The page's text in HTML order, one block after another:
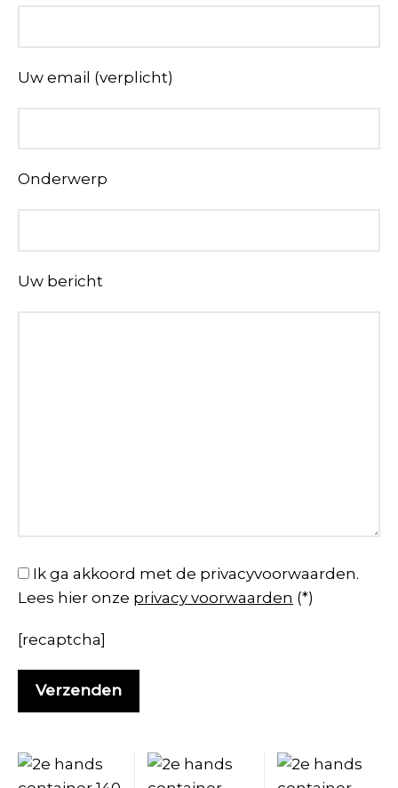
Uw email (verplicht)
Onderwerp
Uw bericht
Ik ga akkoord met de privacyvoorwaarden.
Lees hier onze privacy voorwaarden (*)
[recaptcha]